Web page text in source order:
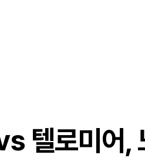
텔로미어,